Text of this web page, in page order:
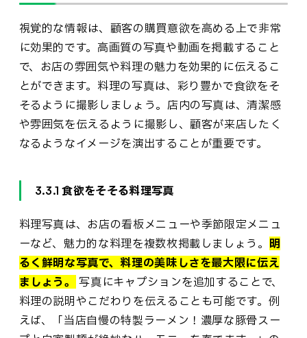
視覚的な情報は、顧客の購買意欲を高める上で非常
に効果的です。高画質の写真や動画を掲載すること
で、お店の雰囲気や料理の魅力を効果的に伝えるこ
とができます。料理の写真は、彩り豊かで食欲をそ
そるように撮影しましょう。店内の写真は、清潔感
や雰囲気を伝えるように撮影し、顧客が来店したく
なるようなイメージを演出することが重要です。
3.3.1 食欲をそそる料理写真
料理写真は、お店の看板メニューや季節限定メニュ
ーなど、魅力的な料理を複数枚掲載しましょう。 明
るく鮮明な写真で、料理の美味しさを最大限に伝え
ましょう。
写真にキャプションを追加することで、
料理の説明やこだわりを伝えることも可能です。例
えば、「当店自慢の特製ラーメン！濃厚な豚骨スー